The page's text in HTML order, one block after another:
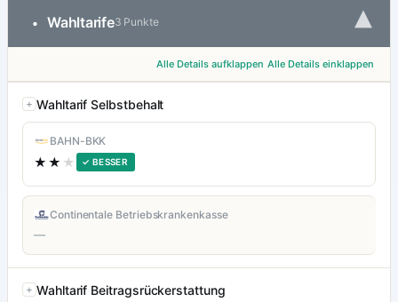
• Wahltarife3 Punkte ▾
Alle Details aufklappen Alle Details einklappen
Wahltarif Selbstbehalt
BAHN-BKK
★★ ★ ✓ BESSER
Continentale Betriebskrankenkasse
—
Wahltarif Beitragsrückerstattung